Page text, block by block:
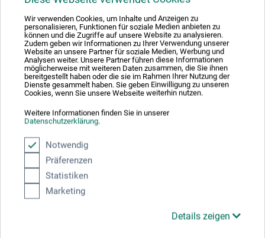
Wir verwenden Cookies, um Inhalte und Anzeigen zu
personalisieren, Funktionen für soziale Medien anbieten zu
können und die Zugriffe auf unsere Website zu analysieren.
Zudem geben wir Informationen zu Ihrer Verwendung unserer
Website an unsere Partner für soziale Medien, Werbung und
Analysen weiter. Unsere Partner führen diese Informationen
möglicherweise mit weiteren Daten zusammen, die Sie ihnen
bereitgestellt haben oder die sie im Rahmen Ihrer Nutzung der
Dienste gesammelt haben. Sie geben Einwilligung zu unseren
Cookies, wenn Sie unsere Webseite weiterhin nutzen.
Weitere Informationen finden Sie in unserer
Datenschutzerklärung.
Notwendig
Präferenzen
Statistiken
Marketing
Details zeigen
svejsesamling. Ergonomisk formet, sort skaft (ca. 12
cm). Fås i 12 modeller.
Producent-kontakt
Her finder du producentens kontaktoplysninger for dette
boesner GmbH distribution + logistics
Liegnitzer Str. 17